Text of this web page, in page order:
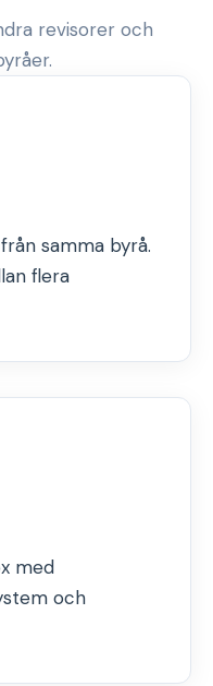
revisorer och
samma byrå.
flera
med
och